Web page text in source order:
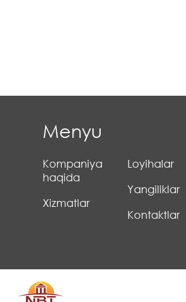
Menyu
Kompaniya
haqida
Xizmatlar
Loyihalar
Yangiliklar
Kontaktlar